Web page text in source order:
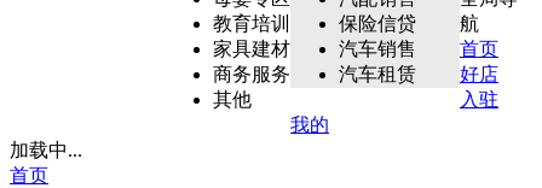
教育培训
家具建材
商务服务
其他
保险信贷
汽车销售
汽车租赁
航
首页
好店
入驻
我的
加载中...
首页